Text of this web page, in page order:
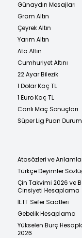
Günaydın Mesajları
Gram Altın
Çeyrek Altın
Yarım Altın
Ata Altın
Cumhuriyet Altını
22 Ayar Bilezik
1 Dolar Kaç TL
1 Euro Kaç TL
Canlı Maç Sonuçları
Süper Lig Puan
Atasözleri ve
Türkçe Deyimler
Çin Takvimi 2026 ve
Cinsiyeti Hesaplama
İETT Sefer Saatleri
Gebelik Hesaplama
Yükselen Burç
2026